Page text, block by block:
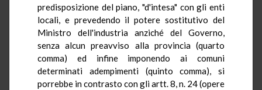
predisposizione del piano, "d'intesa" con gli enti
locali, e prevedendo il potere sostitutivo del
Ministro dell'industria anziché del Governo,
senza alcun preavviso alla provincia (quarto
comma) ed infine imponendo ai comuni
determinati adempimenti (quinto comma), si
porrebbe in contrasto con gli artt. 8, n. 24 (opere